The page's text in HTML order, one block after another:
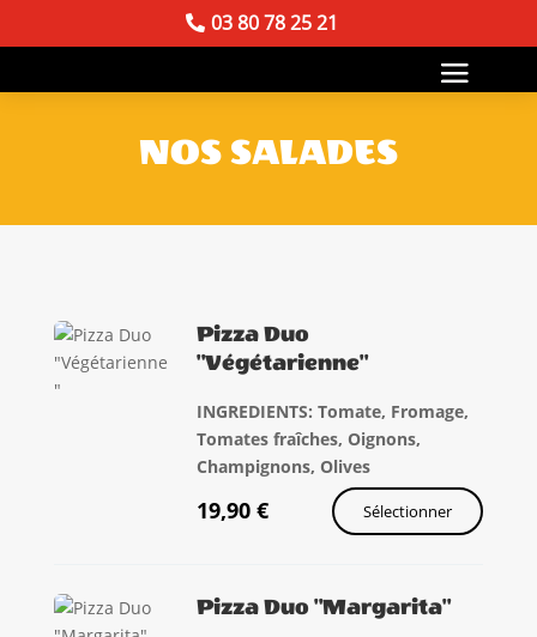
03 80 78 25 21
NOS SALADES
Pizza Duo
"Végétarienne"
INGREDIENTS: Tomate, Fromage,
Tomates fraîches, Oignons,
Champignons, Olives
19,90 € Sélectionner
Pizza Duo "Margarita"